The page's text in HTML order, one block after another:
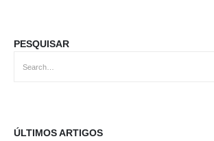
PESQUISAR
ÚLTIMOS ARTIGOS